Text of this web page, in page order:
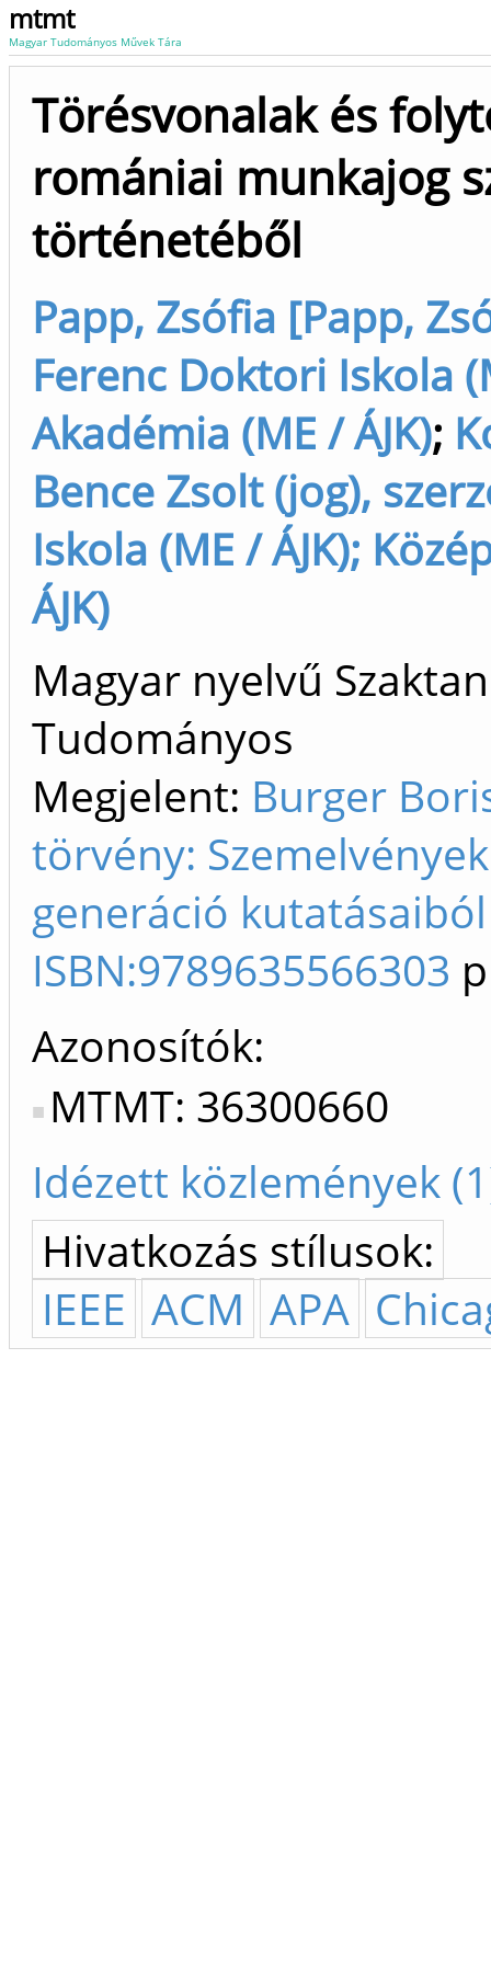
mtmt
Magyar Tudományos Művek Tára
Törésvonalak és
romániai munkajog
történetéből
Papp, Zsófia [Papp,
Ferenc Doktori Iskola
Akadémia (ME / ÁJK);
Bence Zsolt (jog),
Iskola (ME / ÁJK);
ÁJK)
Magyar nyelvű
Tudományos
Megjelent: Burger
törvény:
generáció
ISBN:9789635566303
Azonosítók
MTMT: 36300660
Idézett közlemények
Hivatkozás stílusok:
IEEE ACM APA